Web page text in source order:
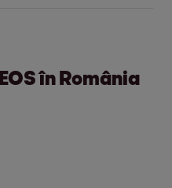
de Est.
de 400 de
soluționarea
EOS în România